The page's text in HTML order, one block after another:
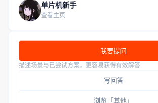
单片机新手
查看主页
我要提问
描述场景与已尝试方案，更容易获得有效解答
写回答
浏览「其他」